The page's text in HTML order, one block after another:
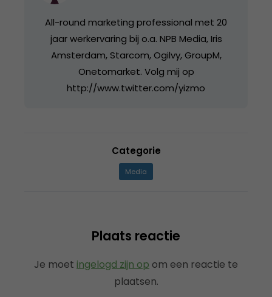
All-round marketing professional met 20
jaar werkervaring bij o.a. NPB Media, Iris
Amsterdam, Starcom, Ogilvy, GroupM,
Onetomarket. Volg mij op
http://www.twitter.com/yizmo
Categorie
Media
Plaats reactie
Je moet ingelogd zijn op om een reactie te
plaatsen.